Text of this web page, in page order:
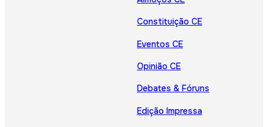
Constituição CE
Eventos CE
Opinião CE
Debates & Fóruns
Edição Impressa